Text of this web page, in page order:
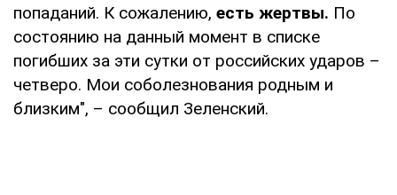
попаданий. К сожалению, есть жертвы. По
состоянию на данный момент в списке
погибших за эти сутки от российских ударов –
четверо. Мои соболезнования родным и
близким", – сообщил Зеленский.